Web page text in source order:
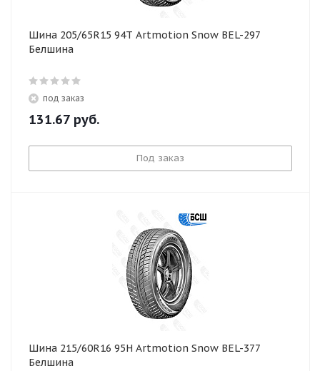
Шина 205/65R15 94T Artmotion Snow BEL-297
Белшина
под заказ
131.67 руб.
Под заказ
Шина 215/60R16 95H Artmotion Snow BEL-377
Белшина